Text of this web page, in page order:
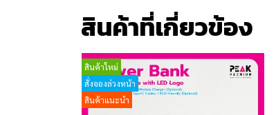
สินค้าที่เกี่ยวข้อง
สินค้าใหม่
สั่งจองล่วงหน้า
สินค้าแนะนำ